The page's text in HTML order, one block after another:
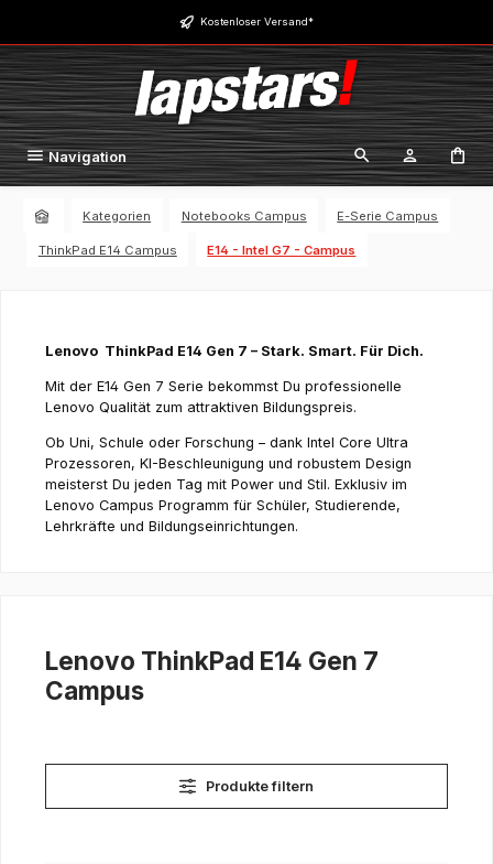
Zum Hauptinhalt springen Kostenloser Versand*
Navigation
Kategorien Notebooks Campus E-Serie Campus
ThinkPad E14 Campus E14 - Intel G7 - Campus
Lenovo ThinkPad E14 Gen 7 – Stark. Smart. Für Dich.
Mit der E14 Gen 7 Serie bekommst Du professionelle
Lenovo Qualität zum attraktiven Bildungspreis.
Ob Uni, Schule oder Forschung – dank Intel Core Ultra
Prozessoren, KI-Beschleunigung und robustem Design
meisterst Du jeden Tag mit Power und Stil. Exklusiv im
Lenovo Campus Programm für Schüler, Studierende,
Lehrkräfte und Bildungseinrichtungen.
Lenovo ThinkPad E14 Gen 7
Campus
Produkte filtern